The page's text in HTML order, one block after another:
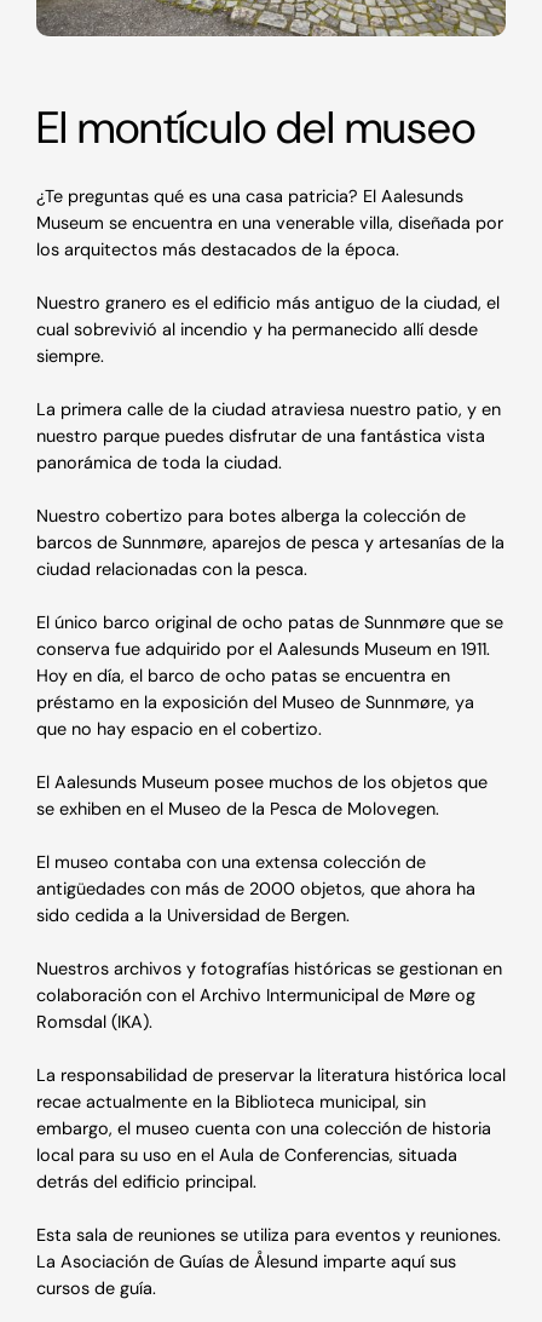
El montículo del museo
¿Te preguntas qué es una casa patricia? El Aalesunds
Museum se encuentra en una venerable villa, diseñada por
los arquitectos más destacados de la época.
Nuestro granero es el edificio más antiguo de la ciudad, el
cual sobrevivió al incendio y ha permanecido allí desde
siempre.
La primera calle de la ciudad atraviesa nuestro patio, y en
nuestro parque puedes disfrutar de una fantástica vista
panorámica de toda la ciudad.
Nuestro cobertizo para botes alberga la colección de
barcos de Sunnmøre, aparejos de pesca y artesanías de la
ciudad relacionadas con la pesca.
El único barco original de ocho patas de Sunnmøre que se
conserva fue adquirido por el Aalesunds Museum en 1911.
Hoy en día, el barco de ocho patas se encuentra en
préstamo en la exposición del Museo de Sunnmøre, ya
que no hay espacio en el cobertizo.
El Aalesunds Museum posee muchos de los objetos que
se exhiben en el Museo de la Pesca de Molovegen.
El museo contaba con una extensa colección de
antigüedades con más de 2000 objetos, que ahora ha
sido cedida a la Universidad de Bergen.
Nuestros archivos y fotografías históricas se gestionan en
colaboración con el Archivo Intermunicipal de Møre og
Romsdal (IKA).
La responsabilidad de preservar la literatura histórica local
recae actualmente en la Biblioteca municipal, sin
embargo, el museo cuenta con una colección de historia
local para su uso en el Aula de Conferencias, situada
detrás del edificio principal.
Esta sala de reuniones se utiliza para eventos y reuniones.
La Asociación de Guías de Ålesund imparte aquí sus
cursos de guía.